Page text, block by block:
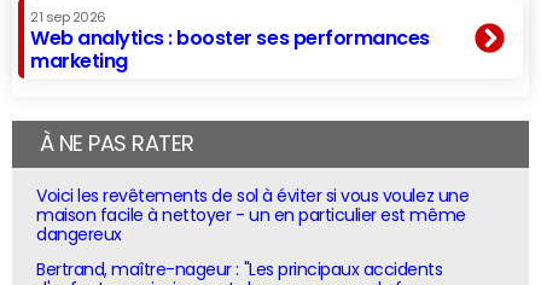
21 sep 2026
Web analytics : booster ses performances
marketing
À NE PAS RATER
Voici les revêtements de sol à éviter si vous voulez une
maison facile à nettoyer - un en particulier est même
dangereux
Bertrand, maître-nageur : "Les principaux accidents